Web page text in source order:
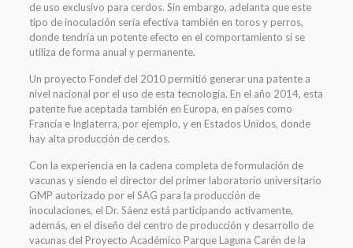
de uso exclusivo para cerdos. Sin embargo, adelanta que este
tipo de inoculación sería efectiva también en toros y perros,
donde tendría un potente efecto en el comportamiento si se
utiliza de forma anual y permanente.
Un proyecto Fondef del 2010 permitió generar una patente a
nivel nacional por el uso de esta tecnología. En el año 2014, esta
patente fue aceptada también en Europa, en países como
Francia e Inglaterra, por ejemplo, y en Estados Unidos, donde
hay alta producción de cerdos.
Con la experiencia en la cadena completa de formulación de
vacunas y siendo el director del primer laboratorio universitario
GMP autorizado por el SAG para la producción de
inoculaciones, el Dr. Sáenz está participando activamente,
además, en el diseño del centro de producción y desarrollo de
vacunas del Proyecto Académico Parque Laguna Carén de la